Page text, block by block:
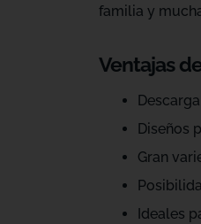
familia y
Ventajas
Diseños
Gran
Ideales